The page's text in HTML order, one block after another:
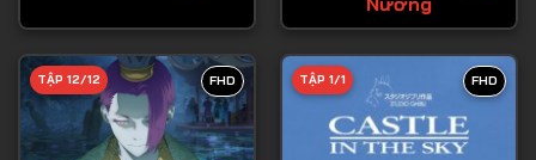
Tập 29
Tập 30
FHD
TẬP 12/12 FHD
TẬP 1/1